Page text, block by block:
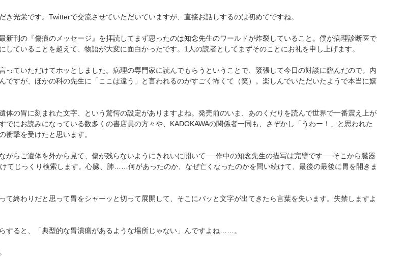
き光栄です。Twitterで交流させていただいていますが、直接お話しするのは初めてですね。
新刊の『傷痕のメッセージ』を拝読してまず思ったのは知念先生のワールドが炸裂していること。僕が病理診断医で
していることを超えて、物語が大変に面白かったです。1人の読者としてまずそのことにお礼を申し上げます。
っていただけてホッとしました。病理の専門家に読んでもらうということで、緊張して今日の対談に臨んだので。内
ですが、ほかの科の先生に「ここは違う」と言われるのがすごく怖くて（笑）。楽しんでいただいたようで本当に嬉
体の胃に刻まれた文字、という驚愕の設定がありますよね。発売前のいま、あのくだりを読んで世界で一番震え上が
でにお読みになっている数多くの書店員の方々や、KADOKAWAの関係者一同も、さぞかし「うわー！」と思われた
衝撃を受けたと思います。
がらご遺体を外から見て、傷が残らないようにきれいに開いて──作中の知念先生の描写は完璧です──そこから臓器
てじっくり検索します。心臓、肺……何があったのか、なぜ亡くなったのかを問い続けて、最後の最後に胃を開きま
て終わりだと思って胃をシャーッと切って展開して、そこにパッと文字が出てきたら言葉を失います。失禁しますよ
すると、「典型的な胃潰瘍があるような場所じゃない」んですよね……。